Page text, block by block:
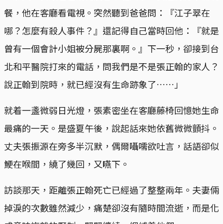
餐，他在客廳看電視。突然聽到爸爸問：『江子翠在
哪？怎麼有殺人事件？』還記得自己當時回他：『就是
曾有一個會計小姐被分屍那裏啊。』下一秒，卻接到台
北和平醫院打來的電話，問我們是不是張正翰的家人？
說正翰到院時，就已經沒有生命跡象了……」
就着一盞微弱日光燈，張素密坐在客廳藤椅回憶她生命
最痛的一天。是盛夏午後，說起話來她依舊微微顫抖。
丈夫張振源在旁多半沉默，偶爾囁嚅欲吐言，話語卻似
鯁在喉間，繞了幾回，又嚥下。
訪談那天，距離張正翰死亡已經過了整整兩年。夫妻倆
掉淚的次數雖然減少，痛楚卻沒有隨時間流逝，而是化